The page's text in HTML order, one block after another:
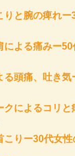
りと腕の痺れー
による痛みー
る頭痛、吐き
クによるコリ
こりー30代女性